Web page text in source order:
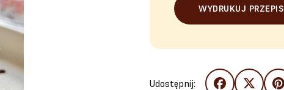
WYDRUKUJ PRZEPIS
Udostępnij: